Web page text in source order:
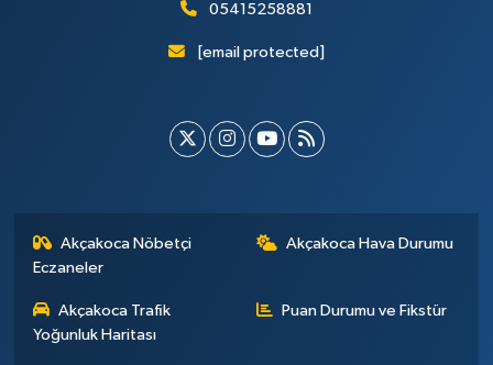
05415258881
[email protected]
Akçakoca Nöbetçi
Eczaneler
Akçakoca Hava Durumu
Akçakoca Trafik
Yoğunluk Haritası
Puan Durumu ve Fikstür